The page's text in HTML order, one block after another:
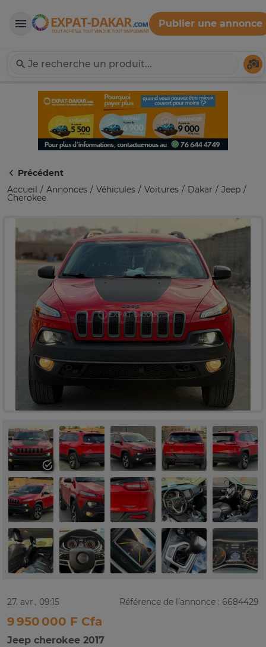
Expat-Dakar
Publier une annonce
Précédent
Accueil
Annonces Véhicules Voitures Dakar Jeep
Cherokee
27. avr., 09:15 Référence de l'annonce : 6684429
9 950 000 F Cfa
Jeep cherokee 2017